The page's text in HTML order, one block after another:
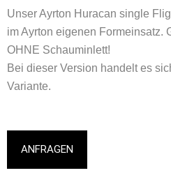
Unser Ayrton Huracan single
im Ayrton eigenen Formeinsatz.
OHNE Schauminlett!
Bei dieser Version handelt es
Variante.
ANFRAGEN